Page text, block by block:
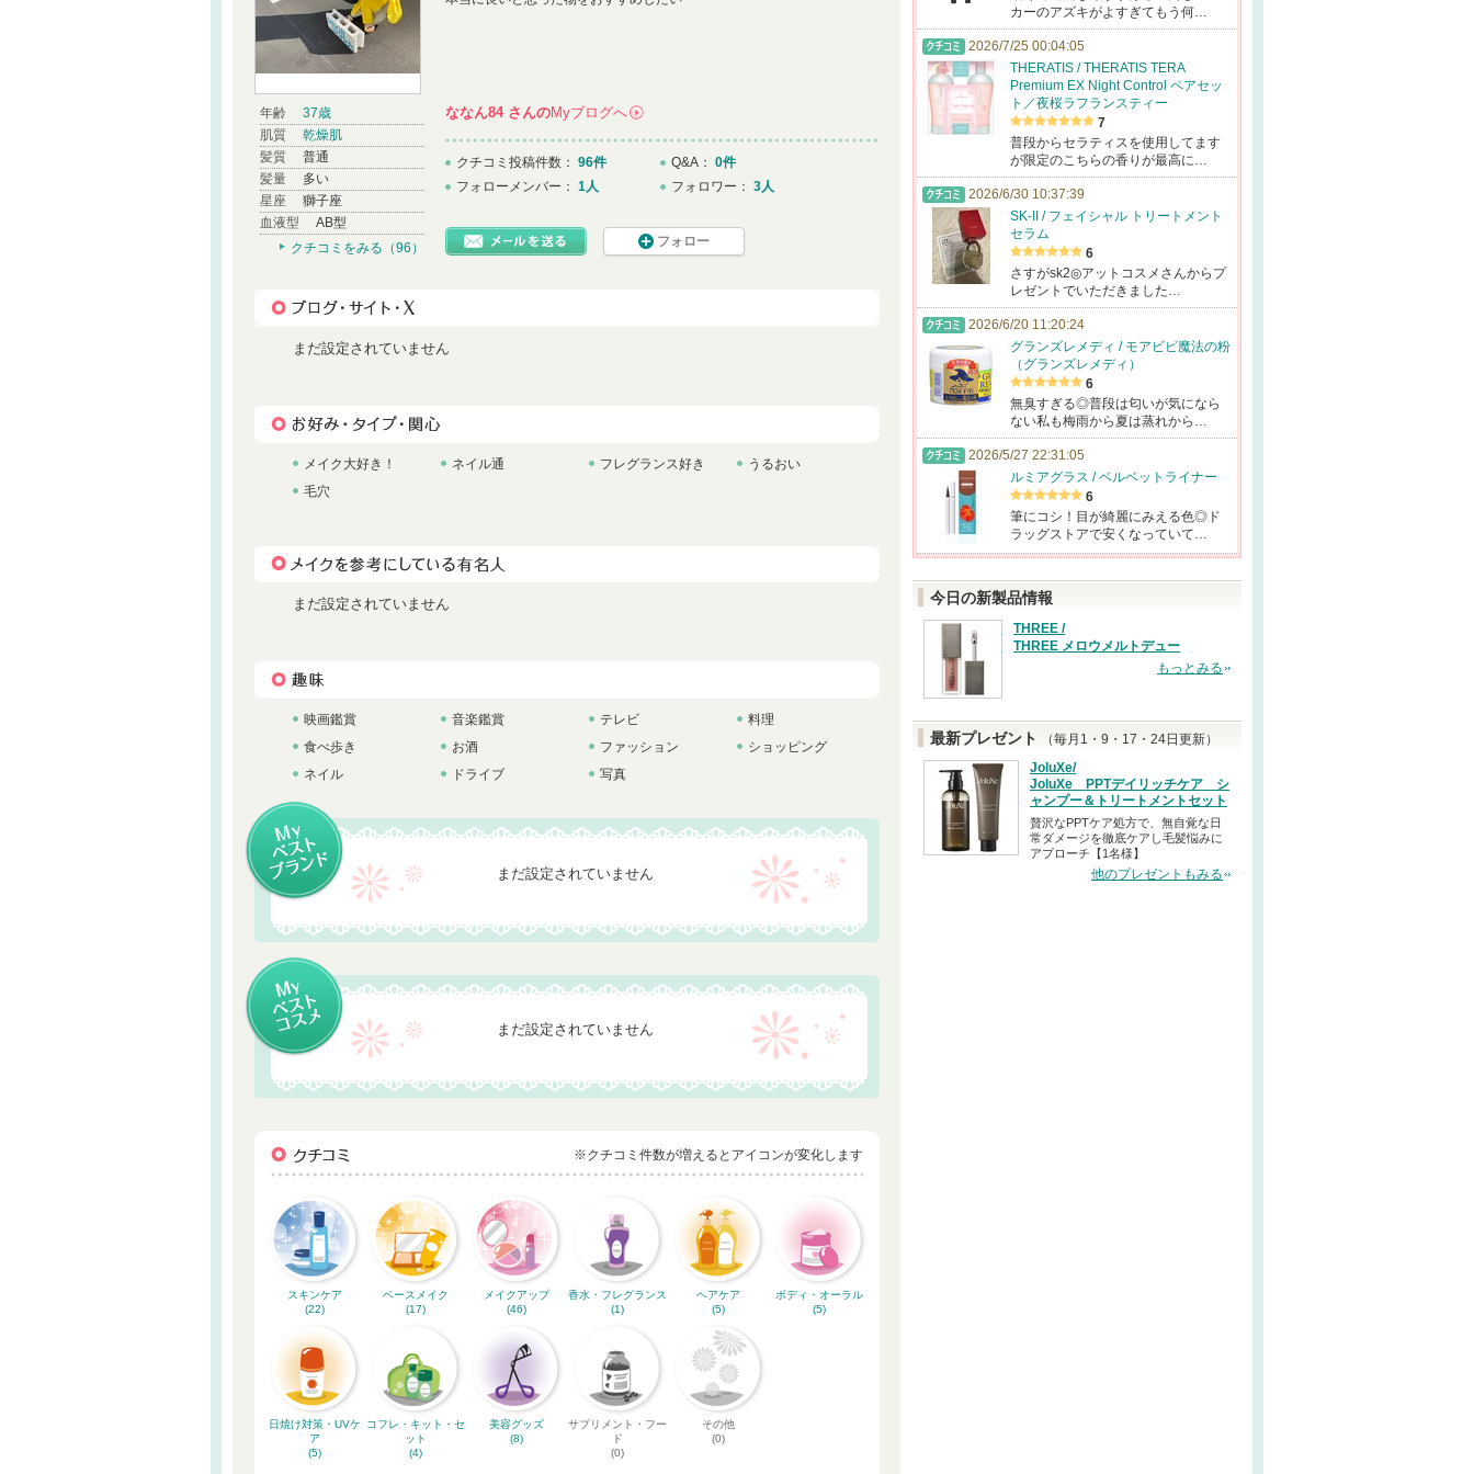
年齢
37歳
肌質
乾燥肌
髪質
普通
髪量
多い
星座
獅子座
血液型
AB型
クチコミをみる（96）
ななん84さんのMyブログへ
クチコミ投稿件数： 96件
フォローメンバー： 1人
Q&A： 0件
フォロワー： 3人
フォロー
まだ設定されていません
メイク大好き！ ネイル通 フレグランス好き
うるおい
毛穴
まだ設定されていません
映画鑑賞 音楽鑑賞 テレビ
料理
食べ歩き
お酒 ファッション
ショッピング
ネイル
ドライブ 写真
まだ設定されていません
まだ設定されていません
※クチコミ件数が増えるとアイコンが変化します
スキンケア
(22)
ベースメイク
(17)
メイクアップ
(46)
香水・フレグランス
(1)
ヘアケア
(5)
ボディ・オーラル
(5)
日焼け対策・UVケ
ア
(5)
コフレ・キット・セ
ット
(4)
美容グッズ
(8)
サプリメント・フー
ド
(0)
その他
(0)
カーのアズキがよすぎてもう何…
2026/7/25 00:04:05
THERATIS / THERATIS TERA
Premium EX Night Control ペアセッ
ト／夜桜ラフランスティー
7
普段からセラティスを使用してます
が限定のこちらの香りが最高に…
2026/6/30 10:37:39
SK-II / フェイシャル トリートメント
セラム
6
さすがsk2◎アットコスメさんからプ
レゼントでいただきました…
2026/6/20 11:20:24
グランズレメディ / モアビビ魔法の粉
（グランズレメディ）
6
無臭すぎる◎普段は匂いが気になら
ない私も梅雨から夏は蒸れから…
2026/5/27 22:31:05
ルミアグラス / ベルベットライナー
6
筆にコシ！目が綺麗にみえる色◎ド
ラッグストアで安くなっていて…
今日の新製品情報
THREE /
THREE メロウメルトデュー
もっとみる
最新プレゼント
（毎月1・9・17・24日更新）
JoluXe/
JoluXe PPTデイリッチケア シ
ャンプー＆トリートメントセット
贅沢なPPTケア処方で、無自覚な日
常ダメージを徹底ケアし毛髪悩みに
アプローチ【1名様】
他のプレゼントもみる